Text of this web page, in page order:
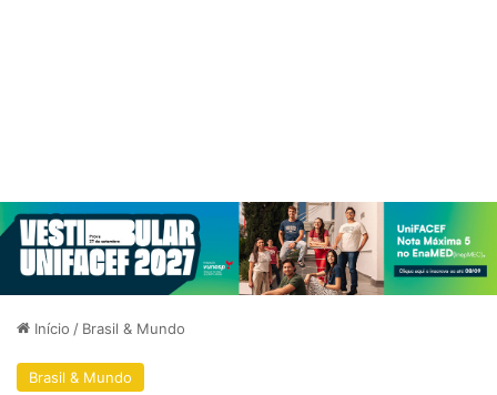
Início / Brasil & Mundo
Brasil & Mundo